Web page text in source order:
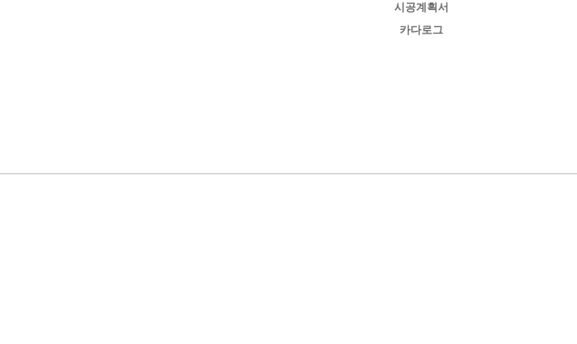
시공계획서
카다로그